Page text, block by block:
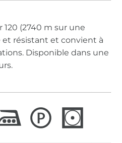
120 (2740 m sur une
et résistant et convient à
Disponible dans une